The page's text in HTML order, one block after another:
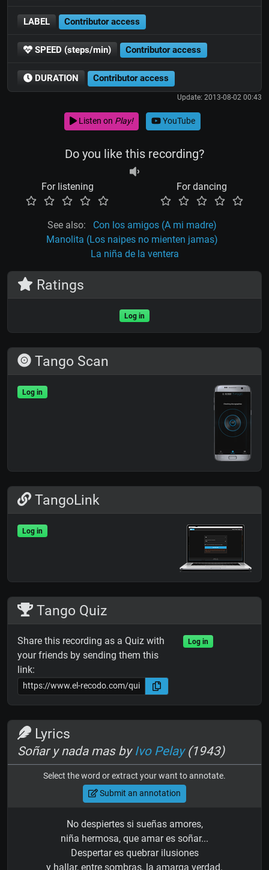
LABEL Contributor access
SPEED (steps/min) Contributor access
DURATION Contributor access
Update: 2013-08-02 00:43
Listen on Play! YouTube
Do you like this recording?
For listening For dancing
See also:
Con los amigos (A mi madre)
Manolita (Los naipes no mienten jamas)
La niña de la ventera
Ratings
Log in
Tango Scan
Log in
TangoLink
Log in
Tango Quiz
Share this recording as a Quiz with
your friends by sending them this
link:
Log in
Lyrics
Soñar y nada mas by Ivo Pelay(1943)
Select the word or extract your want to annotate.
Submit an annotation
No despiertes si sueñas amores,
niña hermosa, que amar es soñar...
Despertar es quebrar ilusiones
y hallar, entre sombras, la amarga verdad.